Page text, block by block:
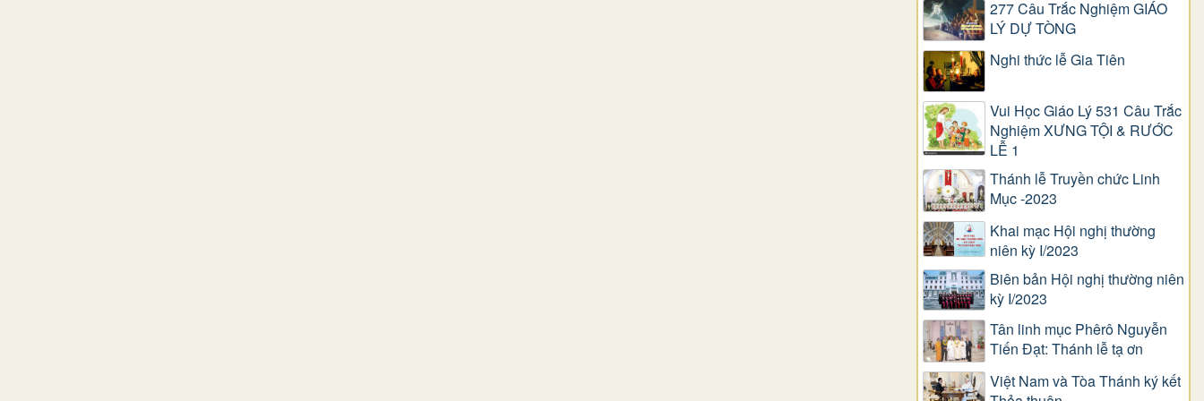
277 Câu Trắc Nghiệm GIÁO
LÝ DỰ TÒNG
Nghi thức lễ Gia Tiên
Vui Học Giáo Lý 531 Câu Trắc
Nghiệm XƯNG TỘI & RƯỚC
LỄ 1
Thánh lễ Truyền chức Linh
Mục -2023
Khai mạc Hội nghị thường
niên kỳ I/2023
Biên bản Hội nghị thường niên
kỳ I/2023
Tân linh mục Phêrô Nguyễn
Tiến Đạt: Thánh lễ tạ ơn
Việt Nam và Tòa Thánh ký kết